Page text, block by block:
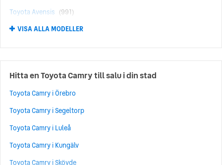
Toyota Avensis (991)
Toyota Aygo (637)
Toyota Prius (490)
Toyota Yaris Cross (355)
Toyota Verso (277)
Toyota bZ4X
(265)
Toyota Corolla Cross (257)
Toyota Aygo X (135)
Toyota RAV4 Plug-in Hybrid
VISA ALLA MODELLER
Hitta en Toyota Camry till salu i din stad
Toyota Camry i Örebro
Toyota Camry i Segeltorp
Toyota Camry i Luleå
Toyota Camry i Kungälv
Toyota Camry i Skövde